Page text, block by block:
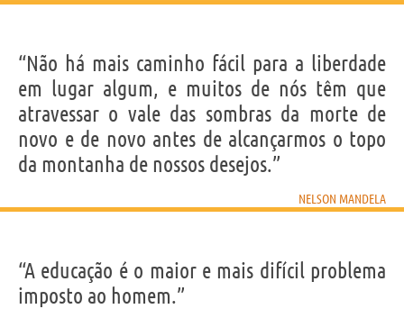
“Não há mais caminho fácil para a liberdade
em lugar algum, e muitos de nós têm que
atravessar o vale das sombras da morte de
novo e de novo antes de alcançarmos o topo
da montanha de nossos desejos.”
NELSON MANDELA
“A educação é o maior e mais difícil problema
imposto ao homem.”